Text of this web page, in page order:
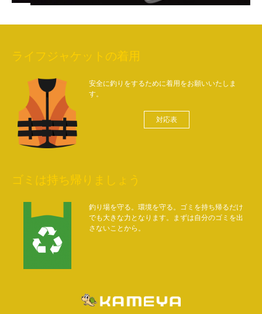
ライフジャケットの着用
安全に釣りをするために着用をお願いいたしま
す。
対応表
ゴミは持ち帰りましょう
釣り場を守る。環境を守る。ゴミを持ち帰るだけ
でも大きな力となります。まずは自分のゴミを出
さないことから。